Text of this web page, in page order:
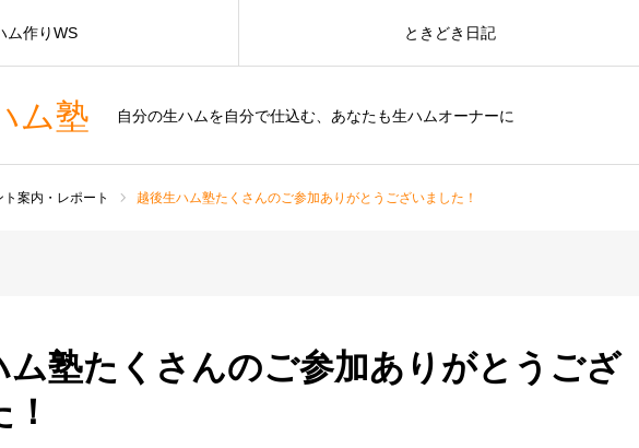
ム塾 自分の生ハムを自分で仕込む、あなたも生ハムオーナーに
ム作りWS ときどき日記
ト案内・レポート 越後生ハム塾たくさんのご参加ありがとうございました！
ム塾たくさんのご参加ありがとうござ